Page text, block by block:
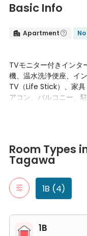
Basic Info
 Apartment 
TVモニター付きインタ
機、温水洗浄便座、イ
TV（Life Stick）、家
アコン、バルコニー、
チてすり、玄関フック
"1B" typically refers to
104号房间(带独立厨房)
103号房间(带独立厨房)
206号房间(带独立厨房)
208号房间(带独立厨房)
Room Types
Tagawa
1B (4)
1B